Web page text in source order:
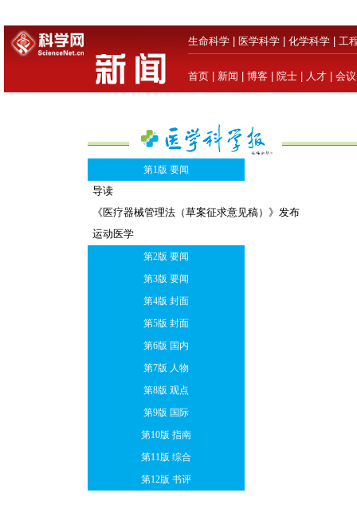
生命科学 医学科学 化学科学 工
首页 新闻 博客 院士 人才 会议
第1版 要闻
导读
《医疗器械管理法（草案征求意见稿）》发布
运动医学
第2版 要闻
第3版 要闻
第4版 封面
第5版 封面
第6版 国内
第7版 人物
第8版 观点
第9版 国际
第10版 指南
第11版 综合
第12版 书评